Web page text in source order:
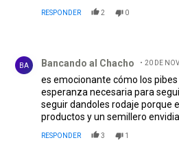
RESPONDER 2 0
BA Bancando al Chacho 20 DE
es emocionante cómo los
esperanza necesaria para
seguir dandoles rodaje porque
productos y un semillero
RESPONDER 3 1